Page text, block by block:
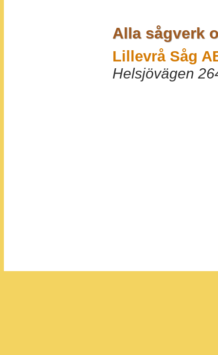
Alla sågverk
Lillevrå Såg
Helsjövägen